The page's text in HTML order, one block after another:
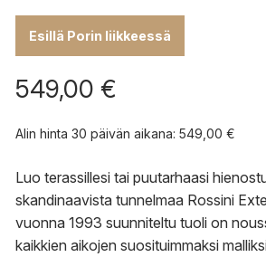
Esillä Porin liikkeessä
549,00 €
Alin hinta 30 päivän aikana: 549,00 €
Luo terassillesi tai puutarhaasi
skandinaavista tunnelmaa Rossini
vuonna 1993 suunniteltu tuoli on
kaikkien aikojen suosituimmaksi